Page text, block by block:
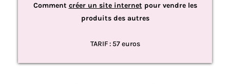
Comment créer un site internet pour vendre les
produits des autres
TARIF : 57 euros